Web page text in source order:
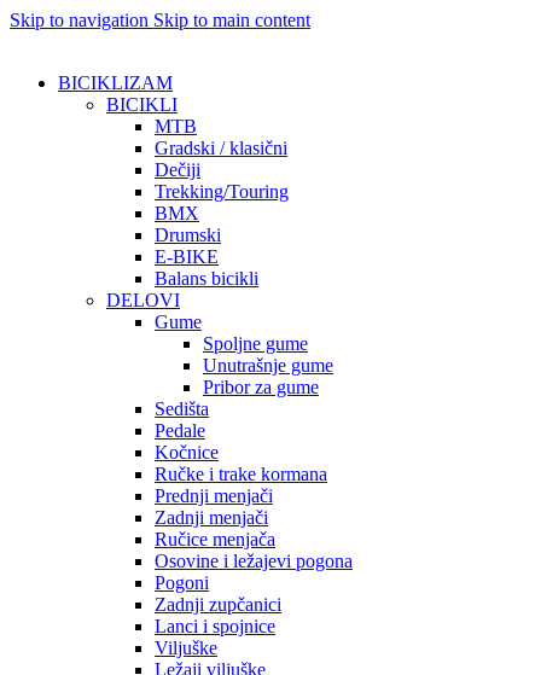
Skip to navigation Skip to main content
BICIKLIZAM
BICIKLI
MTB
Gradski / klasični
Dečiji
Trekking/Touring
BMX
Drumski
E-BIKE
Balans bicikli
DELOVI
Gume
Spoljne gume
Unutrašnje gume
Pribor za gume
Sedišta
Pedale
Kočnice
Ručke i trake kormana
Prednji menjači
Zadnji menjači
Ručice menjača
Osovine i ležajevi pogona
Pogoni
Zadnji zupčanici
Lanci i spojnice
Viljuške
Ležaji viljuške